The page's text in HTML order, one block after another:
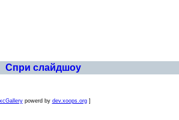
Спри слайдшоу
xcGallerypowerd by dev.xoops.org]